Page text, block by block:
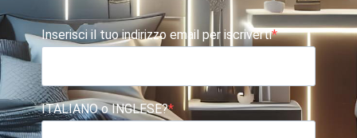
Inserisci il tuo indirizzo email per iscriverti
ITALIANO o INGLESE?